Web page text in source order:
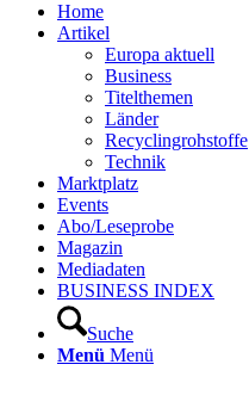
Home
Artikel
Europa aktuell
Business
Titelthemen
Länder
Recyclingrohstoffe
Technik
Marktplatz
Events
Abo/Leseprobe
Magazin
Mediadaten
BUSINESS INDEX
Suche
Menü Menü